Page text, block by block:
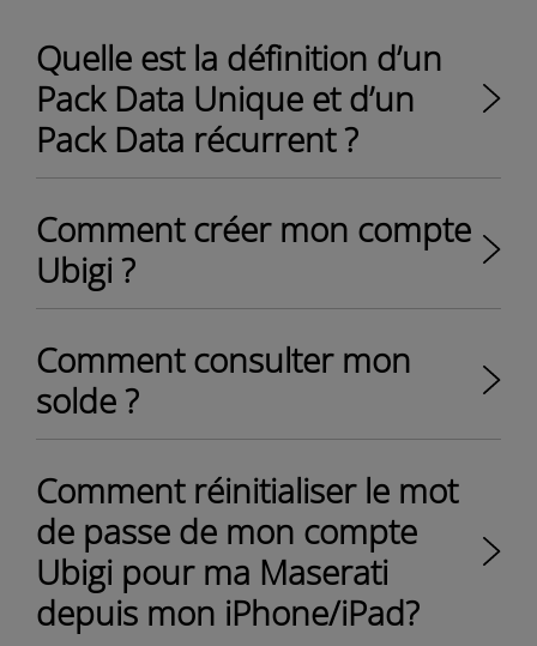
Quelle est la définition d’un
Pack Data Unique et d’un
Pack Data récurrent ?
Comment créer mon compte
Ubigi ?
Comment consulter mon
solde ?
Comment réinitialiser le mot
de passe de mon compte
Ubigi pour ma Maserati
depuis mon iPhone/iPad?